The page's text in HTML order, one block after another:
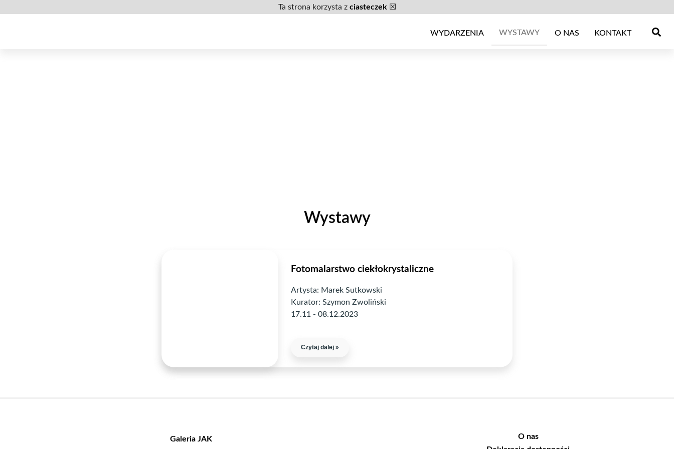
WYDARZENIA WYSTAWY O NAS KONTAKT
Wystawy
Fotomalarstwo ciekłokrystaliczne
Artysta: Marek Sutkowski
Kurator: Szymon Zwoliński
17.11 - 08.12.2023
Czytaj dalej »
GaleriaJAK
O nas
Ta strona korzysta z ciasteczek ☒